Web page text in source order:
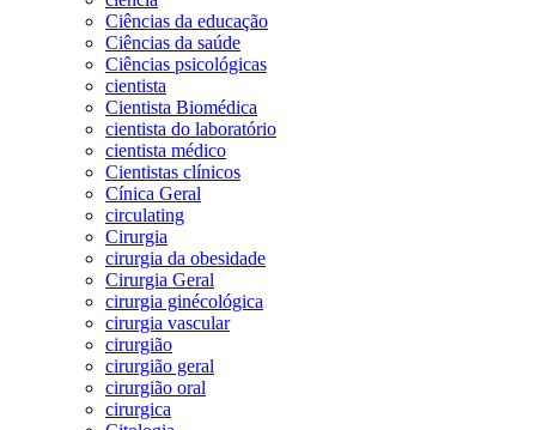
Ciências da educação
Ciências da saúde
Ciências psicológicas
cientista
Cientista Biomédica
cientista do laboratório
cientista médico
Cientistas clínicos
Cínica Geral
circulating
Cirurgia
cirurgia da obesidade
Cirurgia Geral
cirurgia ginécológica
cirurgia vascular
cirurgião
cirurgião geral
cirurgião oral
cirurgica